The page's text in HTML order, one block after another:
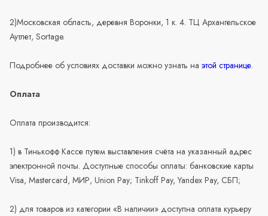
2)Московская область, деревня Воронки, 1 к. 4. ТЦ Архангельское
Аутлет, Sortage.
Подробнее об условиях доставки можно узнать на этой странице.
Оплата
Оплата производится:
1) в Тинькофф Кассе путем выставления счёта на указанный адрес
электронной почты. Доступные способы оплаты: банковские карты
Visa, Mastercard, МИР, Union Pay; Tinkoff Pay, Yandex Pay, СБП;
2) для товаров из категории «В наличии» доступна оплата курьеру